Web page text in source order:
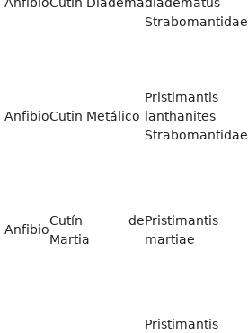
Strabomantidae
AnfibioCutin Metálico
Pristimantis
lanthanites
Strabomantidae
Anfibio
Cutín de
Martia
Pristimantis
martiae
Pristimantis